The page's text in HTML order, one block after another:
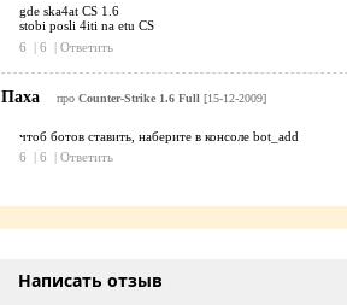
gde ska4at CS 1.6
stobi posli 4iti na etu CS
6
| 6 | Ответить
Паха про Counter-Strike 1.6 Full [15-12-2009]
чтоб ботов ставить, наберите в консоле bot_add
6
| 6 | Ответить
Написать отзыв